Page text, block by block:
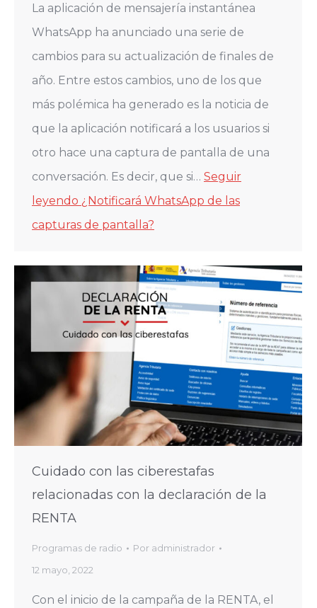
La aplicación de mensajería instantánea
WhatsApp ha anunciado una serie de
cambios para su actualización de finales de
año. Entre estos cambios, uno de los que
más polémica ha generado es la noticia de
que la aplicación notificará a los usuarios si
otro hace una captura de pantalla de una
conversación. Es decir, que si… Seguir
leyendo ¿Notificará WhatsApp de las
capturas de pantalla?
Cuidado con las ciberestafas
relacionadas con la declaración de la
RENTA
Programas de radio Por administrador
12 mayo, 2022
Con el inicio de la campaña de la RENTA, el